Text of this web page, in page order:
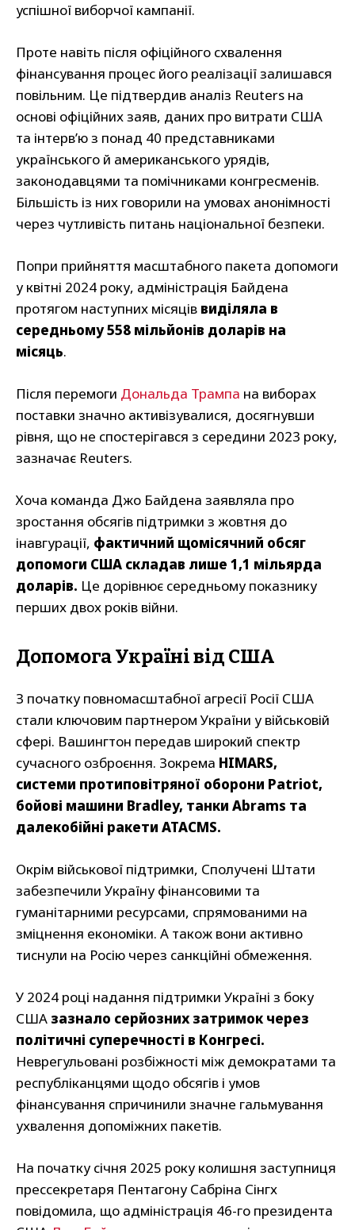
успішної виборчої кампанії.
Проте навіть після офіційного схвалення
фінансування процес його реалізації залишався
повільним. Це підтвердив аналіз Reuters на
основі офіційних заяв, даних про витрати США
та інтерв’ю з понад 40 представниками
українського й американського урядів,
законодавцями та помічниками конгресменів.
Більшість із них говорили на умовах анонімності
через чутливість питань національної безпеки.
Попри прийняття масштабного пакета допомоги
у квітні 2024 року, адміністрація Байдена
протягом наступних місяців виділяла в
середньому 558 мільйонів доларів на
місяць.
Після перемоги Дональда Трампа на виборах
поставки значно активізувалися, досягнувши
рівня, що не спостерігався з середини 2023 року,
зазначає Reuters.
Хоча команда Джо Байдена заявляла про
зростання обсягів підтримки з жовтня до
інавгурації, фактичний щомісячний обсяг
допомоги США складав лише 1,1 мільярда
доларів. Це дорівнює середньому показнику
перших двох років війни.
Допомога Україні від США
З початку повномасштабної агресії Росії США
стали ключовим партнером України у військовій
сфері. Вашингтон передав широкий спектр
сучасного озброєння. Зокрема HIMARS,
системи протиповітряної оборони Patriot,
бойові машини Bradley, танки Abrams та
далекобійні ракети ATACMS.
Окрім військової підтримки, Сполучені Штати
забезпечили Україну фінансовими та
гуманітарними ресурсами, спрямованими на
зміцнення економіки. А також вони активно
тиснули на Росію через санкційні обмеження.
У 2024 році надання підтримки Україні з боку
США зазнало серйозних затримок через
політичні суперечності в Конгресі.
Неврегульовані розбіжності між демократами та
республіканцями щодо обсягів і умов
фінансування спричинили значне гальмування
ухвалення допоміжних пакетів.
На початку січня 2025 року колишня заступниця
прессекретаря Пентагону Сабріна Сінгх
повідомила, що адміністрація 46-го президента